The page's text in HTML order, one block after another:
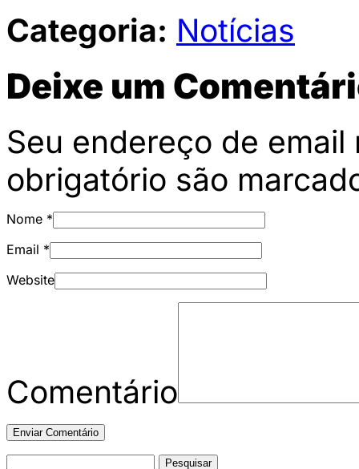
Categoria: Notícias
Deixe um
Seu endereço de
obrigatório são
Nome *
Email *
Website
Comentário